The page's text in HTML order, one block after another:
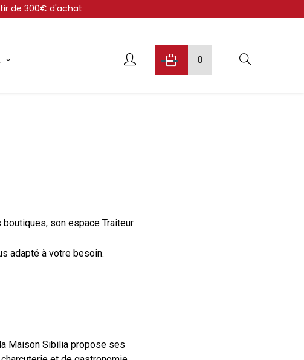
de 300€ d'achat
0
son espace Traiteur
adapté à votre besoin.
Maison Sibilia propose ses